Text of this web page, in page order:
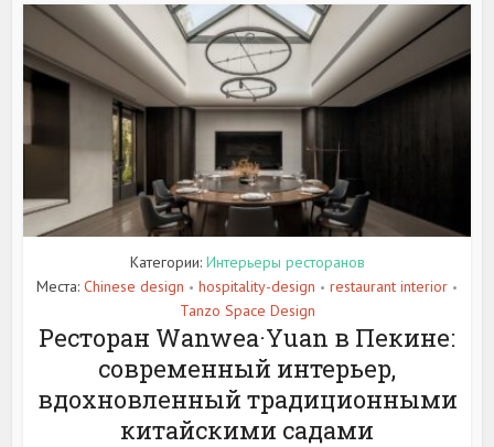
Категории: Интерьеры ресторанов
Места: Chinese design • hospitality-design • restaurant interior •
Tanzo Space Design
Ресторан Wanwea·Yuan в Пекине:
современный интерьер,
вдохновленный традиционными
китайскими садами